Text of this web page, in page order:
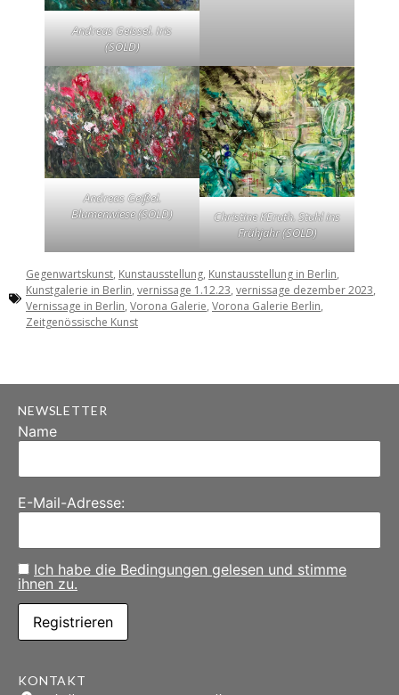
Andreas Geissel. Iris
(SOLD)
Andreas Geißel.
Blumenwiese (SOLD)
Christine KEruth. Stuhl ins
Frühjahr (SOLD)
Gegenwartskunst, Kunstausstellung, Kunstausstellung in Berlin,
Kunstgalerie in Berlin, vernissage 1.12.23, vernissage dezember 2023,
Vernissage in Berlin, Vorona Galerie, Vorona Galerie Berlin,
Zeitgenössische Kunst
NEWSLETTER
Name
E-Mail-Adresse:
Ich habe die Bedingungen gelesen und stimme
ihnen zu.
KONTAKT